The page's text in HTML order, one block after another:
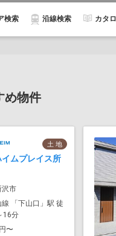
検索 沿線検索 カタ
め物件
土 地
イムプレイス所
沢市
「下山口」駅 徒
16分
〜